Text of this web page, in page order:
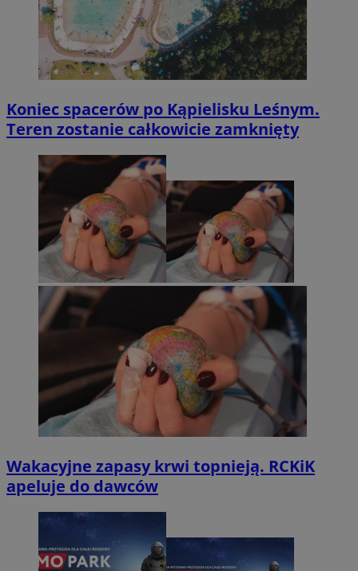
Koniec spacerów po Kąpielisku Leśnym.
Teren zostanie całkowicie zamknięty
Wakacyjne zapasy krwi topnieją. RCKiK
apeluje do dawców